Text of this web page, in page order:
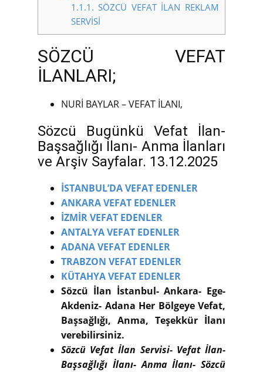
1.1.1. SÖZCÜ VEFAT İLAN REKLAM
SERVİSİ
SÖZCÜ VEFAT
İLANLARI;
NURİ BAYLAR – VEFAT İLANI,
Sözcü Bugünkü Vefat İlan-
Başsağlığı İlanı- Anma İlanları
ve Arşiv Sayfalar. 13.12.2025
İSTANBUL’DA VEFAT EDENLER
ANKARA VEFAT EDENLER
İZMİR VEFAT EDENLER
ANTALYA VEFAT EDENLER
ADANA VEFAT EDENLER
TRABZON VEFAT EDENLER
KÜTAHYA VEFAT EDENLER
Sözcü İlan İstanbul- Ankara- Ege-
Akdeniz- Adana Her Bölgeye Vefat,
Başsağlığı, Anma, Teşekkür İlanı
verebilirsiniz.
Sözcü Vefat İlan Servisi- Vefat İlan-
Başsağlığı İlanı- Anma İlanı- Sözcü